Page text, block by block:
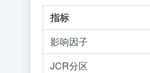
指标
影响因子
JCR分区